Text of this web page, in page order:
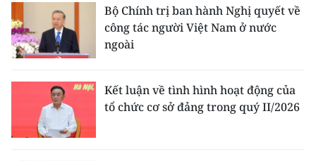
Bộ Chính trị ban hành Nghị quyết về
công tác người Việt Nam ở nước
ngoài
Kết luận về tình hình hoạt động của
tổ chức cơ sở đảng trong quý II/2026